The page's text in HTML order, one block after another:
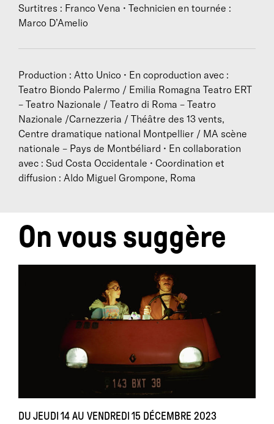
Surtitres : Franco Vena • Technicien en tournée :
Marco D’Amelio
Production : Atto Unico • En coproduction avec :
Teatro Biondo Palermo / Emilia Romagna Teatro ERT
– Teatro Nazionale / Teatro di Roma – Teatro
Nazionale /Carnezzeria / Théâtre des 13 vents,
Centre dramatique national Montpellier / MA scène
nationale – Pays de Montbéliard • En collaboration
avec : Sud Costa Occidentale • Coordination et
diffusion : Aldo Miguel Grompone, Roma
On vous suggère
DU JEUDI 14 AU VENDREDI 15 DÉCEMBRE 2023